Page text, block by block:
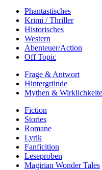
Phantastisches
Krimi / Thriller
Historisches
Western
Abenteuer/Action
Off Topic
Frage & Antwort
Hintergründe
Mythen &
Fiction
Stories
Romane
Lyrik
Fanficition
Leseproben
Magirian Wonder Tales